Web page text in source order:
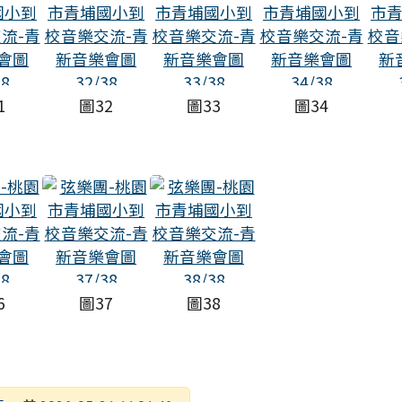
圖32 圖33 圖34
圖37 圖38